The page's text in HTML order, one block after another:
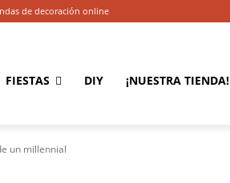
de decoración online
FIESTAS DIY ¡NUESTRA TIENDA!
un millennial